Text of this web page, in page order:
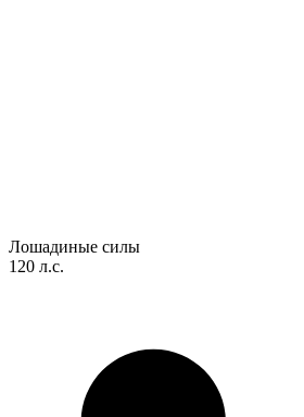
Лошадиные силы
120 л.с.